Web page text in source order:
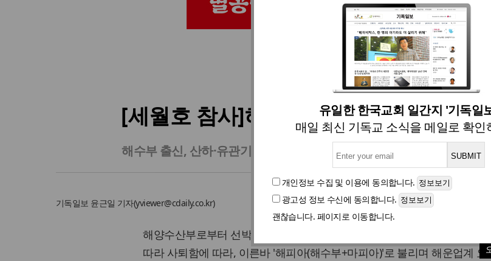
유일한 한국교회 일간지 '기독일
매일 최신 기독교 소식을 메일로 확인
개인정보 수집 및 이용에 동의합니다.
광고성 정보 수신에 동의합니다.
괜찮습니다. 페이지로 이동합니다.
사건·사고 사건·사고 입력 2014. 04. 27
[세월호 참사]해운업계 수장들 줄줄이
해수부 출신, 산하·유관기관 14곳 중 11개 기관장 독점;전영기 한국선
기독일보 윤근일 기자(yviewer@cdaily.co.kr)
해양수산부로부터 선박 안전검사를 위탁받은 한국선급과 한국해운조합의
따라 사퇴함에 따라, 이른바 '해피아(해수부+마피아)'로 불리며 해운업계